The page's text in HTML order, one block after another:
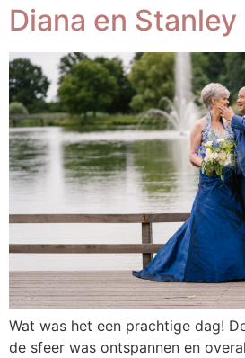
Diana en Stanley
Wat was het een prachtige dag!
de sfeer was ontspannen en